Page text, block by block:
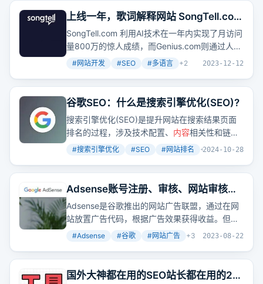
上线一年，歌词解释网站 SongTell.com
月访问量已达800万，另一个巨头是月
访问量1150万的 Genius.com
SongTell.com 利用AI技术在一年内实现了月访问
量800万的惊人成绩，而Genius.com则通过人工
解释歌词达到了月访问量1150万。两者的成功展
我们思考：AI在内容创作领域的潜力到底有多
大？
#网站开发 #SEO #多语言 +2 2023-12-12
谷歌SEO：什么是搜索引擎优化(SEO)?
搜索引擎优化(SEO)是提升网站在搜索结果页面
排名的过程，涉及技术配置、 内容相关性和链接
流行度的优化。这不仅仅是为了提高搜索可见
你的网站是否已经针对SEO进行了充分优化，以
在激烈的网络竞争中脱颖而出呢？
#搜索引擎优化 #SEO #网站排名 +2
2024-10-28
Adsense账号注册、审核、网站审核的
一点经验分享
Adsense是谷歌推出的网站广告联盟，通过在网
站放置广告代码，根据广告效果获得收益。但每
个网站的收益情况不同，通常与
内容
和流量有
的英文站ecpm最高可达10美元。不过，中文站
的ecpm普遍较低，所以海外网站更有利可图。
#Adsense #谷歌 #网站广告 +3 2023-08-22
国外大神都在用的SEO站长都在用的22